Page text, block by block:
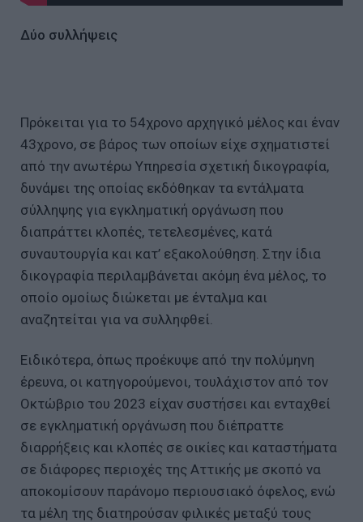
Δύο συλλήψεις
Πρόκειται για το 54χρονο αρχηγικό μέλος και έναν
43χρονο, σε βάρος των οποίων είχε σχηματιστεί
από την ανωτέρω Υπηρεσία σχετική δικογραφία,
δυνάμει της οποίας εκδόθηκαν τα εντάλματα
σύλληψης για εγκληματική οργάνωση που
διαπράττει κλοπές, τετελεσμένες, κατά
συναυτουργία και κατ’ εξακολούθηση. Στην ίδια
δικογραφία περιλαμβάνεται ακόμη ένα μέλος, το
οποίο ομοίως διώκεται με ένταλμα και
αναζητείται για να συλληφθεί.
Ειδικότερα, όπως προέκυψε από την πολύμηνη
έρευνα, οι κατηγορούμενοι, τουλάχιστον από τον
Οκτώβριο του 2023 είχαν συστήσει και ενταχθεί
σε εγκληματική οργάνωση που διέπραττε
διαρρήξεις και κλοπές σε οικίες και καταστήματα
σε διάφορες περιοχές της Αττικής με σκοπό να
αποκομίσουν παράνομο περιουσιακό όφελος, ενώ
τα μέλη της διατηρούσαν φιλικές μεταξύ τους